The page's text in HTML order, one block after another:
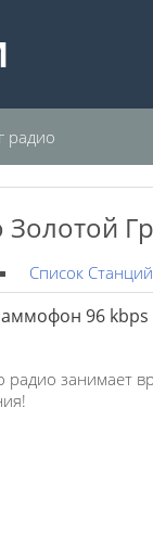
радио
Золотой
Список Станций
96 kbps
радио занимает